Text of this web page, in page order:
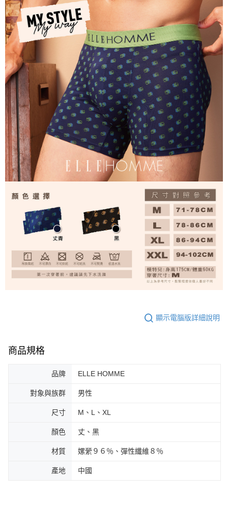
顯示電腦版詳細說明
商品規格
品牌 ELLE HOMME
對象與族群 男性
尺寸 M、L、XL
顏色 丈、黑
材質 嫘縈９６％、彈性纖維８％
產地 中國